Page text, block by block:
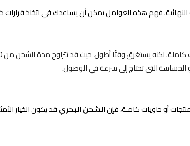
النهائية. فهم هذه العوامل يمكن أن يساعدك في اتخاذ
يستغرق وقتًا أطول، حيث قد تتراوح مدة الشحن من 20 إلى 45 يومًا.
الحساسة التي تحتاج إلى سرعة في الوصول.
أو حاويات كاملة، فإنالشحن البحريقد يكون الخيار